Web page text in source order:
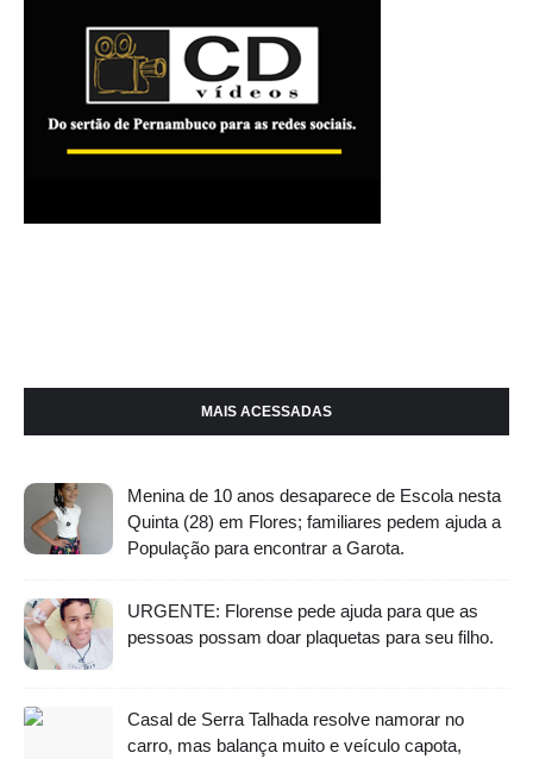
MAIS ACESSADAS
Menina de 10 anos desaparece de Escola nesta
Quinta (28) em Flores; familiares pedem ajuda a
População para encontrar a Garota.
URGENTE: Florense pede ajuda para que as
pessoas possam doar plaquetas para seu filho.
Casal de Serra Talhada resolve namorar no
carro, mas balança muito e veículo capota,